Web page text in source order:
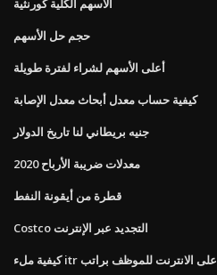
الأسهم الكلية كورنثية
حجم حل الأسهم
أعلى الأسهم لشراء لفترة طويلة
كيفية حساب معدل أبحاث معدل الإصابة
جنيه بريطاني لنا تاريخ الدولار
معدلات ضريبة الأرباح 2020
قطرة من أيقونة النفط
Costco التجديد عبر الإنترنت
كيفية ملء itr على الانترنت للموظف براتب